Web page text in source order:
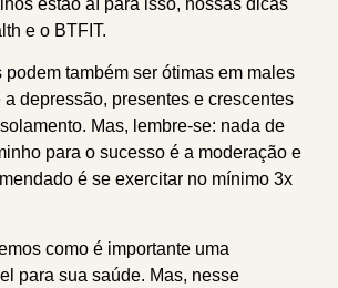
estão aí para isso, nossas dicas
e o BTFIT.
também ser ótimas em males
depressão, presentes e crescentes
Mas, lembre-se: nada de
para o sucesso é a moderação e
é se exercitar no mínimo 3x
como é importante uma
para sua saúde. Mas, nesse